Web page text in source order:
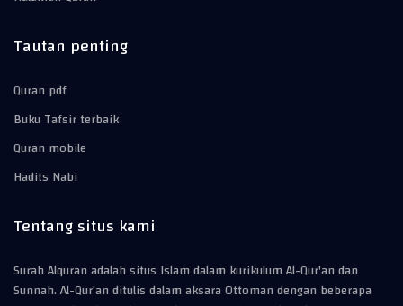
Tautan penting
Quran pdf
Buku Tafsir terbaik
Quran mobile
Hadits Nabi
Tentang situs kami
Surah Alquran adalah situs Islam dalam kurikulum Al-Qur'an dan
Sunnah. Al-Qur'an ditulis dalam aksara Ottoman dengan beberapa